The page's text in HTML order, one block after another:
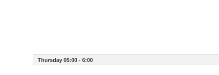
Thursday 05:00 - 6:00